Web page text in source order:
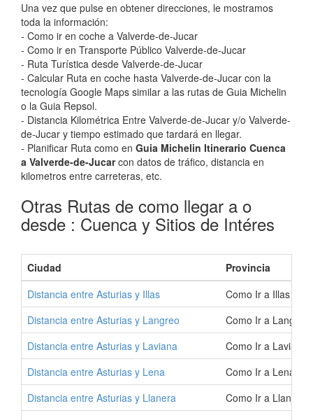
Una vez que pulse en obtener direcciones, le mostramos
toda la información:
- Como ir en coche a Valverde-de-Jucar
- Como ir en Transporte Público Valverde-de-Jucar
- Ruta Turística desde Valverde-de-Jucar
- Calcular Ruta en coche hasta Valverde-de-Jucar con la
tecnología Google Maps similar a las rutas de Guia Michelin
o la Guia Repsol.
- Distancia Kilométrica Entre Valverde-de-Jucar y/o Valverde-
de-Jucar y tiempo estimado que tardará en llegar.
- Planificar Ruta como en Guia Michelin Itinerario Cuenca
a Valverde-de-Jucarcon datos de tráfico, distancia en
kilometros entre carreteras, etc.
Otras Rutas de como llegar a o
desde : Cuenca y Sitios de Intéres
Ciudad
Provincia
Distancia entre Asturias y Illas
Como Ir a Illas |
Distancia entre Asturias y Langreo
Como Ir a
Distancia entre Asturias y Laviana
Como Ir a Laviana
Distancia entre Asturias y Lena
Como Ir a Lena |
Distancia entre Asturias y Llanera
Como Ir a Llanera